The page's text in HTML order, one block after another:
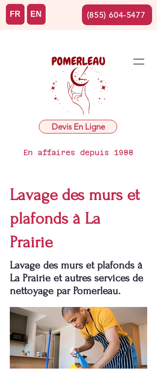
Devis En Ligne
En affaires depuis 1988
FR EN (855) 604-5477
Lavage des murs et
plafonds à La
Prairie
Lavage des murs et plafonds à
La Prairie et autres services de
nettoyage par Pomerleau.